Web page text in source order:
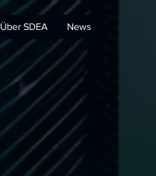
Über SDEA News